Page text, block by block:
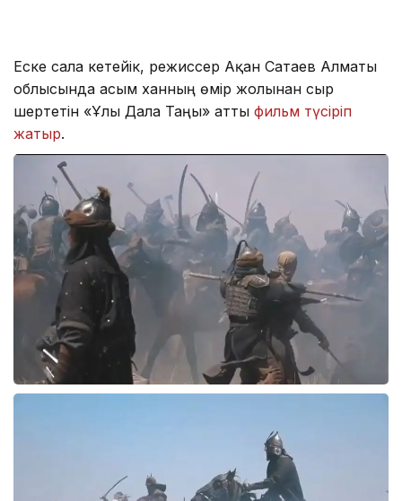
Еске сала кетейік, режиссер Ақан Сатаев Алматы
облысында Қасым ханның өмір жолынан сыр
шертетін «Ұлы Дала Таңы» атты фильм түсіріп
жатыр.